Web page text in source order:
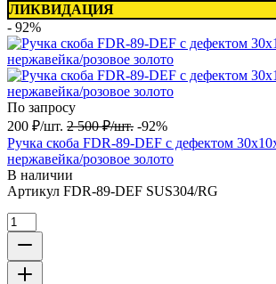
ЛИКВИДАЦИЯ
- 92%
По запросу
200 ₽/шт. 2 500 ₽/шт. -92%
Ручка скоба FDR-89-DEF с дефектом
нержавейка/розовое золото
В наличии
Артикул FDR-89-DEF SUS304/RG